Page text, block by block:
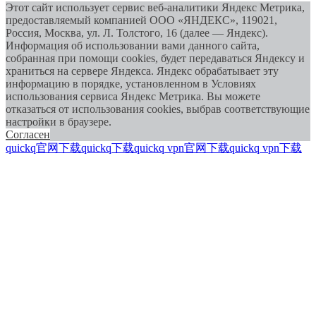
Этот сайт использует сервис веб-аналитики Яндекс Метрика,
предоставляемый компанией ООО «ЯНДЕКС», 119021,
Россия, Москва, ул. Л. Толстого, 16 (далее — Яндекс).
Информация об использовании вами данного сайта,
собранная при помощи cookies, будет передаваться Яндексу и
храниться на сервере Яндекса. Яндекс обрабатывает эту
информацию в порядке, установленном в Условиях
использования сервиса Яндекс Метрика. Вы можете
отказаться от использования cookies, выбрав соответствующие
настройки в браузере.
Согласен
quickq官网下载quickq下载quickq vpn官网下载quickq vpn下载